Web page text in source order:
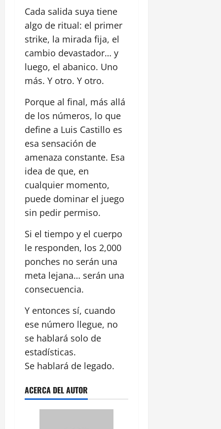
Cada salida suya tiene
algo de ritual: el primer
strike, la mirada fija, el
cambio devastador… y
luego, el abanico. Uno
más. Y otro. Y otro.
Porque al final, más allá
de los números, lo que
define a Luis Castillo es
esa sensación de
amenaza constante. Esa
idea de que, en
cualquier momento,
puede dominar el juego
sin pedir permiso.
Si el tiempo y el cuerpo
le responden, los 2,000
ponches no serán una
meta lejana… serán una
consecuencia.
Y entonces sí, cuando
ese número llegue, no
se hablará solo de
estadísticas.
Se hablará de legado.
ACERCA DEL AUTOR